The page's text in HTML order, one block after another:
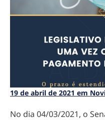
19 de abril de 2021 em
No dia 04/03/2021, o